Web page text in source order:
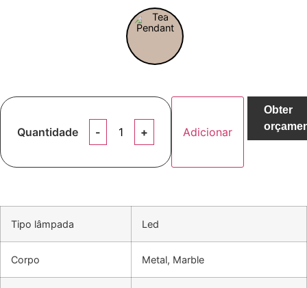
Quantidade Adicionar
Obter
Tipo lâmpada Led
Corpo Metal, Marble